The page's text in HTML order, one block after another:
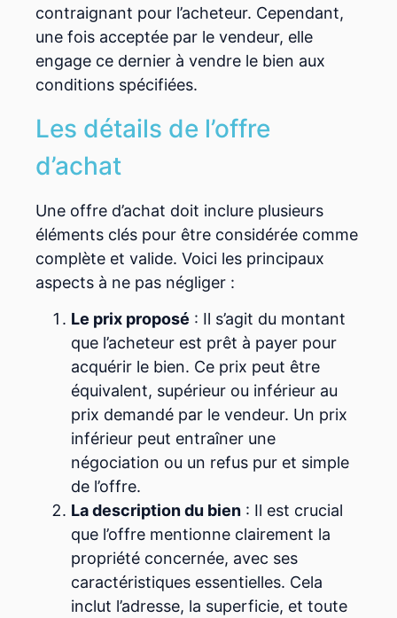
contraignant pour l’acheteur. Cependant,
une fois acceptée par le vendeur, elle
engage ce dernier à vendre le bien aux
conditions spécifiées.
Les détails de l’offre
d’achat
Une offre d’achat doit inclure plusieurs
éléments clés pour être considérée comme
complète et valide. Voici les principaux
aspects à ne pas négliger :
Le prix proposé : Il s’agit du montant
que l’acheteur est prêt à payer pour
acquérir le bien. Ce prix peut être
équivalent, supérieur ou inférieur au
prix demandé par le vendeur. Un prix
inférieur peut entraîner une
négociation ou un refus pur et simple
de l’offre.
La description du bien : Il est crucial
que l’offre mentionne clairement la
propriété concernée, avec ses
caractéristiques essentielles. Cela
inclut l’adresse, la superficie, et toute